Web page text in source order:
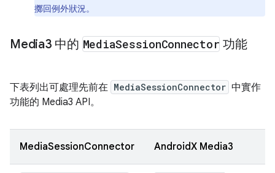
擲回例外狀況。
Media3 中的 MediaSessionConnector 功能
下表列出可處理先前在 MediaSessionConnector 中實作
功能的 Media3 API。
MediaSessionConnector AndroidX Media3